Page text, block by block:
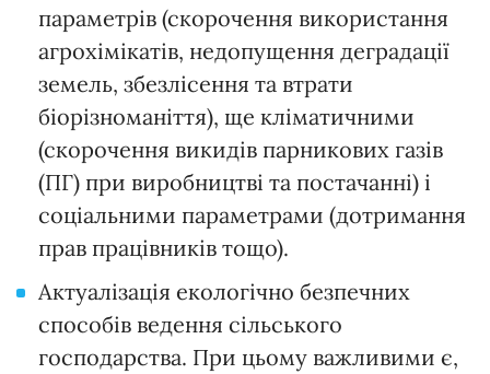
параметрів (скорочення використання
агрохімікатів, недопущення деградації
земель, збезлісення та втрати
біорізноманіття), ще кліматичними
(скорочення викидів парникових газів
(ПГ) при виробництві та постачанні) і
соціальними параметрами (дотримання
прав працівників тощо).
Актуалізація екологічно безпечних
способів ведення сільського
господарства. При цьому важливими є,